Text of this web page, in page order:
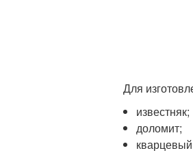
Для
известняк;
доломит;